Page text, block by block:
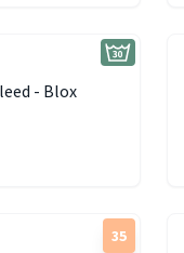
- Blox
35